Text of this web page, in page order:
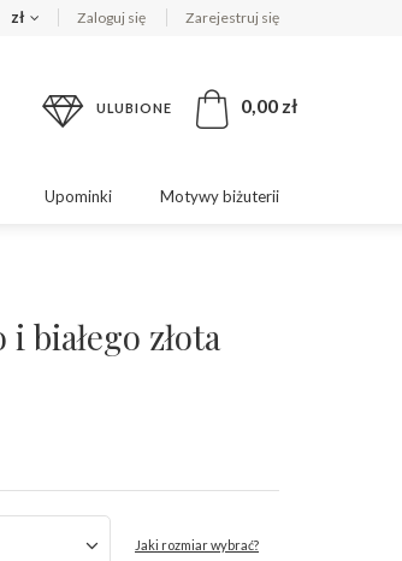
zł Zaloguj się Zarejestruj się
ULUBIONE 0,00 zł
Upominki Motywy biżuterii
białego złota
Jaki rozmiar wybrać?